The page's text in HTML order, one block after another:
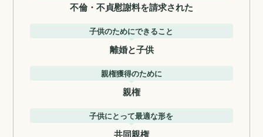
不倫・不貞慰謝料を請求された
子供のためにできること
離婚と子供
親権獲得のために
親権
子供にとって最適な形を
共同親権